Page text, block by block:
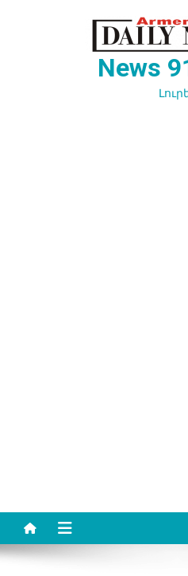
News